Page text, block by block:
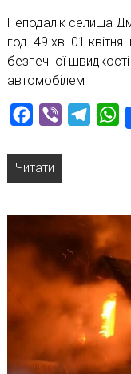
Неподалік селища
год. 49 хв. 01
безпечної швидкості
автомобілем
Facebook
Viber
Читати